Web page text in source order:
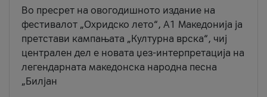
Во пресрет на овогодишното издание на
фестивалот „Охридско лето“, А1 Македонија ја
претстави кампањата „Културна врска“, чиј
централен дел е новата џез-интерпретација на
легендарната македонска народна песна
„Билјан